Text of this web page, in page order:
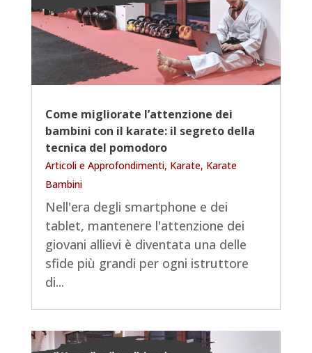
Come migliorate l’attenzione dei
bambini con il karate: il segreto della
tecnica del pomodoro
Articoli e Approfondimenti, Karate, Karate
Bambini
Nell'era degli smartphone e dei
tablet, mantenere l'attenzione dei
giovani allievi è diventata una delle
sfide più grandi per ogni istruttore
di...